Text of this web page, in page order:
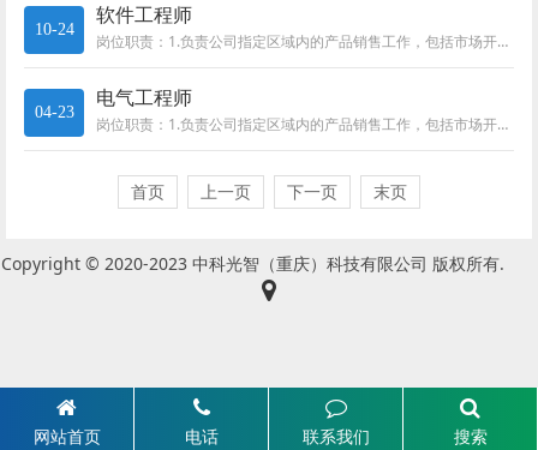
10-24
软件工程师
岗位职责：1.负责公司指定区域内的产品销售工作，包括市场开拓、客户开发、方案报价、商务谈判、项目投标、合同签订、售后服务...
04-23
电气工程师
岗位职责：1.负责公司指定区域内的产品销售工作，包括市场开拓、客户开发、方案报价、商务谈判、项目投标、合同签订、售后服务...
首页 上一页 下一页 末页
Copyright © 2020-2023 中科光智（重庆）科技有限公司 版权所有.
网站首页 电话 联系我们 搜索